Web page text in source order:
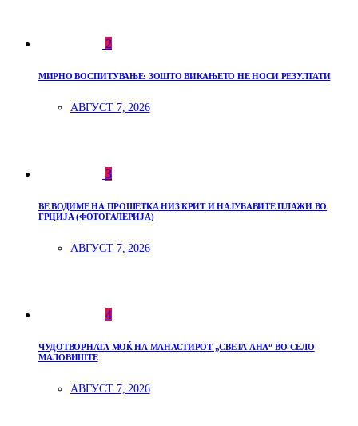
2
МИРНО ВОСПИТУВАЊЕ: ЗОШТО ВИКАЊЕТО НЕ НОСИ РЕЗУЛТАТИ
АВГУСТ 7, 2026
3
ВЕ ВОДИМЕ НА ПРОШЕТКА НИЗ КРИТ И НАЈУБАВИТЕ ПЛАЖИ ВО
ГРЦИЈА (ФОТОГАЛЕРИЈА)
АВГУСТ 7, 2026
4
ЧУДОТВОРНАТА МОЌ НА МАНАСТИРОТ „СВЕТА АНА“ ВО СЕЛО
МАЛОВИШТЕ
АВГУСТ 7, 2026